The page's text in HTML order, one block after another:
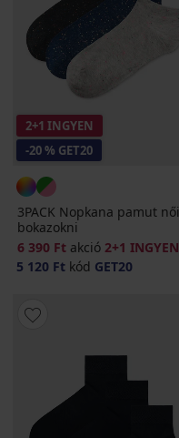
2+1 INGYEN
-20 % GET20
3PACK Nopkana pamut női
bokazokni
6 390 Ft akció 2+1 INGYEN
5 120 Ft kód GET20